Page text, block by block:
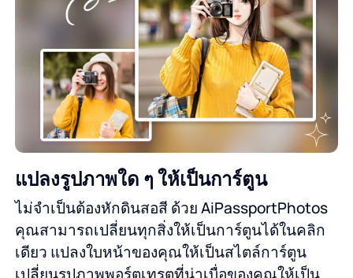
แปลงรูปภาพใด ๆ ให้เป็นการ์ตูน
ไม่จำเป็นต้องหักดินสอสี ด้วย AiPassportPhotos
คุณสามารถเปลี่ยนทุกสิ่งให้เป็นการ์ตูนได้ในคลิก
เดียว แปลงใบหน้าของคุณให้เป็นสไตล์การ์ตูน